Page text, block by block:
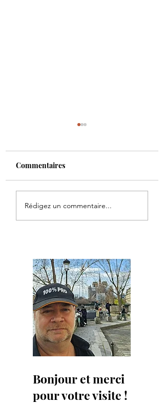
Remplacement de
porte vitrée
Commentaires
Rédigez un commentaire...
Bonjour et merci
pour votre visite !